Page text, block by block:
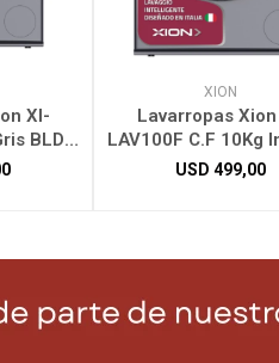
XI-
BLDC
XION
Lavarropas Xion
LAV100F C.F 10Kg
Plateado
USD 499,00